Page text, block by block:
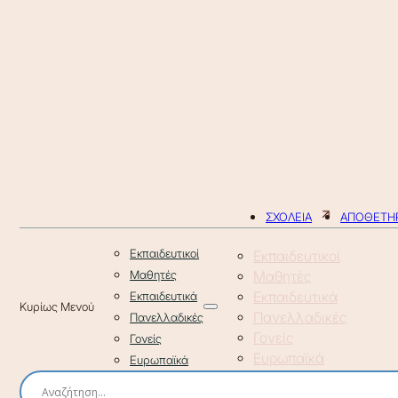
ΣΧΟΛΕΙΑ
Εκπαιδευτικοί
Μαθητές
Εκπαιδευτικά
Πανελλαδικές
Γονείς
Ευρωπαϊκά
Εκπαιδευτικοί
Μαθητές
Εκπαιδευτικά
Πανελλαδικές
Γονείς
Ευρωπαϊκά